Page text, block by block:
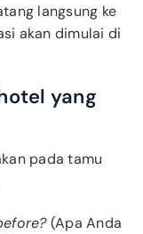
langsung ke
akan dimulai di
yang
pada tamu
(Apa Anda